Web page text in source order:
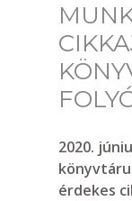
2020.
érdekes